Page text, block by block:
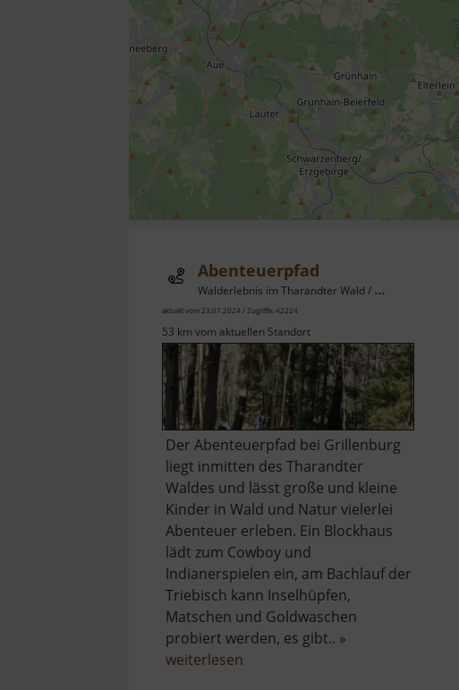
Abenteuerpfad
Walderlebnis im Tharandter Wald / Osterzgebirge
aktuell vom 23.07.2024 / Zugriffe: 42224
53 km vom aktuellen Standort
Der Abenteuerpfad bei Grillenburg
liegt inmitten des Tharandter
Waldes und lässt große und kleine
Kinder in Wald und Natur vielerlei
Abenteuer erleben. Ein Blockhaus
lädt zum Cowboy und
Indianerspielen ein, am Bachlauf der
Triebisch kann Inselhüpfen,
Matschen und Goldwaschen
probiert werden, es gibt.. »
weiterlesen